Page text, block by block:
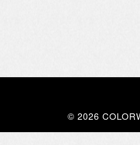
© 2026